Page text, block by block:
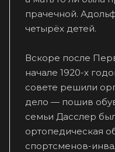
прачечной.
четырёх детей.
Вскоре после
начале 1920-х
совете решили
дело — пошив
семьи Дасслер
ортопедическая
спортсменов-